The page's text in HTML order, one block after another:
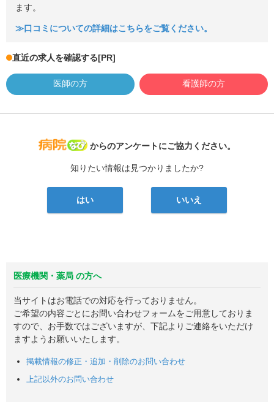
ます。
≫口コミについての詳細はこちらをご覧ください。
直近の求人を確認する[PR]
医師の方 看護師の方
病院なび
からのアンケートにご協力ください。
知りたい情報は見つかりましたか?
はい いいえ
医療機関・薬局 の方へ
当サイトはお電話での対応を行っておりません。
ご希望の内容ごとにお問い合わせフォームをご用意しておりま
すので、お手数ではございますが、下記よりご連絡をいただけ
ますようお願いいたします。
掲載情報の修正・追加・削除のお問い合わせ
上記以外のお問い合わせ